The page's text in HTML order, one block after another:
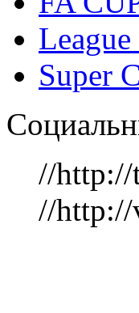
Super
//http://
//http://